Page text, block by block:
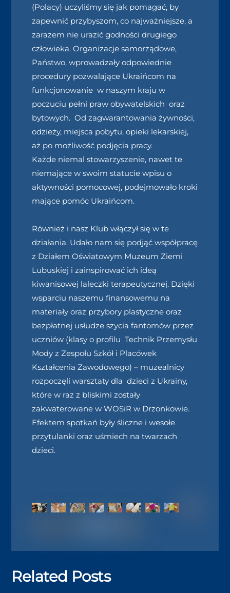
(Polacy) uczyliśmy się jak pomagać, by
zapewnić przybyszom, co najważniejsze, a
zarazem nie urazić godności drugiego
człowieka. Organizacje samorządowe,
Państwo, wprowadzały odpowiednie
procedury pozwalające Ukraińcom na
funkcjonowanie w naszym kraju w
poczuciu pełni praw obywatelskich oraz
bytowych. Od zagwarantowania żywności,
odzieży, miejsca pobytu, opieki lekarskiej,
aż po możliwość podjęcia pracy.
Każde niemal stowarzyszenie, nawet te
niemające w swoim statucie wpisu o
aktywności pomocowej, podejmowało kroki
mające pomóc Ukraińcom.
Również i nasz Klub włączył się w te
działania. Udało nam się podjąć współpracę
z Działem Oświatowym Muzeum Ziemi
Lubuskiej i zainspirować ich ideą
kiwanisowej laleczki terapeutycznej. Dzięki
wsparciu naszemu finansowemu na
materiały oraz przybory plastyczne oraz
bezpłatnej usłudze szycia fantomów przez
uczniów (klasy o profilu Technik Przemysłu
Mody z Zespołu Szkół i Placówek
Kształcenia Zawodowego) – muzealnicy
rozpoczęli warsztaty dla dzieci z Ukrainy,
które w raz z bliskimi zostały
zakwaterowane w WOSiR w Drzonkowie.
Efektem spotkań były śliczne i wesołe
przytulanki oraz uśmiech na twarzach
dzieci.
Related Posts